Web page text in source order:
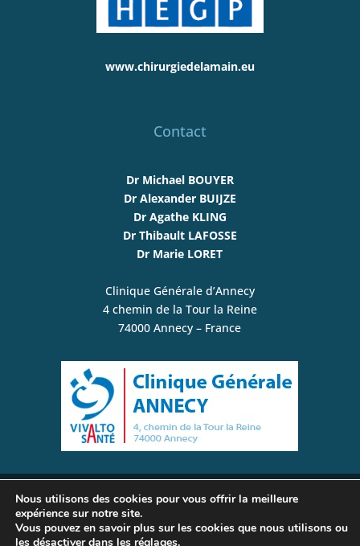
www.chirurgiedelamain.eu
Contact
Dr Michael BOUYER
Dr Alexander BUIJZE
Dr Agathe KLING
Dr Thibault LAFOSSE
Dr Marie LORET
Clinique Générale d’Annecy
4 chemin de la Tour la Reine
74000 Annecy – France
© www.plexusbrachial-microchirurgie.com /
Chirurgie de la Main, du Membre Supérieur, du
Nous utilisons des cookies pour vous offrir la meilleure
expérience sur notre site.
Vous pouvez en savoir plus sur les cookies que nous utilisons ou
les désactiver dans les réglages.